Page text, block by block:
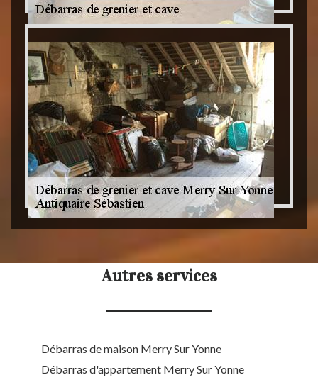
Autres services
Débarras de maison Merry Sur Yonne
Débarras d'appartement Merry Sur Yonne